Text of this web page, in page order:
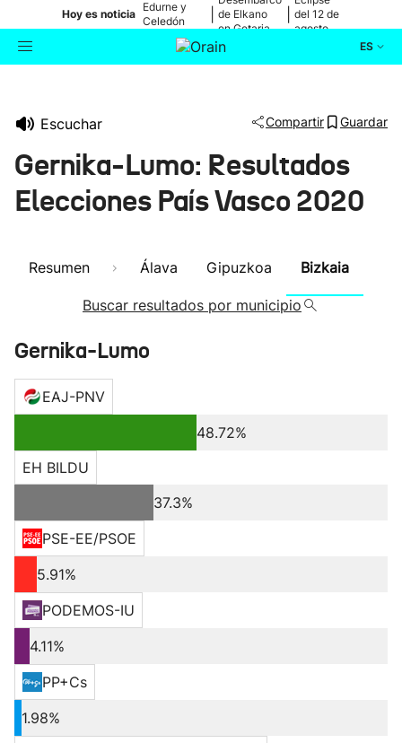
Hoy es noticia
Edurne y
Celedón
de Elkano
en Getaria
del 12 de
agosto
ES
Cultura
Escuchar Compartir Guardar
Gernika-Lumo: Resultados
Elecciones País Vasco 2020
Resumen Álava Gipuzkoa Bizkaia
Buscar resultados por municipio
Gernika-Lumo
EAJ-PNV
48.72%
EH BILDU
37.3%
PSE-EE/PSOE
5.91%
PODEMOS-IU
4.11%
PP+Cs
1.98%